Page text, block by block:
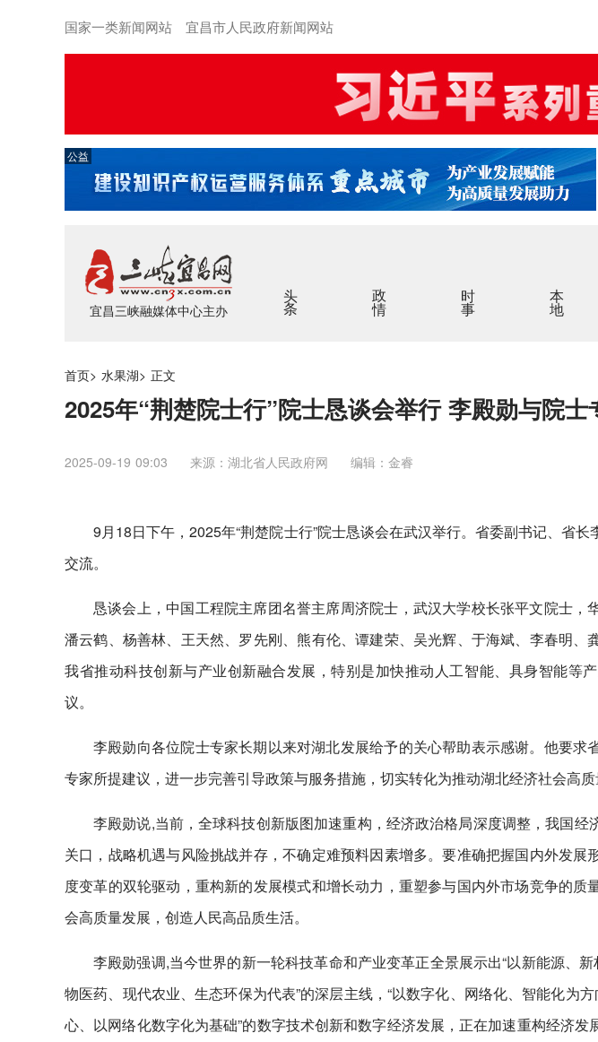
国家一类新闻网站 宜昌市人民政府新闻网站
公益
宜昌三峡融媒体中心主办
头条 政情 时事 本地
首页> 水果湖> 正文
2025年“荆楚院士行”院士恳谈会举行 李殿勋与院
2025-09-19 09:03 来源：湖北省人民政府网 编辑：金睿
9月18日下午，2025年“荆楚院士行”院士恳谈会在武汉举行。省委副书记、省
交流。
恳谈会上，中国工程院主席团名誉主席周济院士，武汉大学校长张平文院士，
潘云鹤、杨善林、王天然、罗先刚、熊有伦、谭建荣、吴光辉、于海斌、李春明、
我省推动科技创新与产业创新融合发展，特别是加快推动人工智能、具身智能等
议。
李殿勋向各位院士专家长期以来对湖北发展给予的关心帮助表示感谢。他要求
专家所提建议，进一步完善引导政策与服务措施，切实转化为推动湖北经济社会高质
李殿勋说,当前，全球科技创新版图加速重构，经济政治格局深度调整，我国经
关口，战略机遇与风险挑战并存，不确定难预料因素增多。要准确把握国内外发展
度变革的双轮驱动，重构新的发展模式和增长动力，重塑参与国内外市场竞争的质
会高质量发展，创造人民高品质生活。
李殿勋强调,当今世界的新一轮科技革命和产业变革正全景展示出“以新能源、
物医药、现代农业、生态环保为代表”的深层主线，“以数字化、网络化、智能化为
心、以网络化数字化为基础”的数字技术创新和数字经济发展，正在加速重构经济